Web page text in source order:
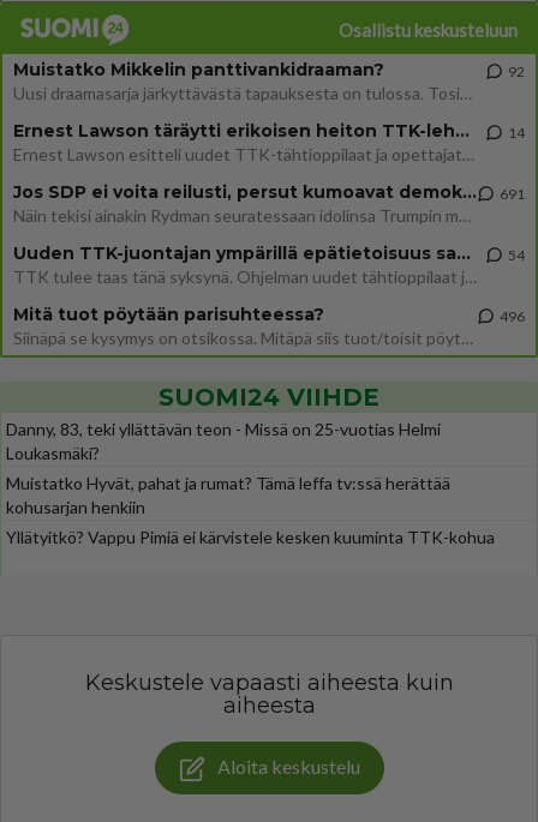
Osallistu keskusteluun
Muistatko Mikkelin panttivankidraaman?
Uusi draamasarja järkyttävästä tapauksesta on tulossa. Tositapahtumiin perustuva sarja ammentaa vuoden 1986 Mikkelin pan
92
Ernest Lawson täräytti erikoisen heiton TTK-lehdistötilaisuudessa: " Onko tässä tarkoituksena...?"
Ernest Lawson esitteli uudet TTK-tähtioppilaat ja opettajat torstaina 6.8. lehdistölle. Tulevalla kaudella on yksi hausk
14
Jos SDP ei voita reilusti, persut kumoavat demokratian Suomesta
Näin tekisi ainakin Rydman seuratessaan idolinsa Trumpin mallia https://www.is.fi/politiikka/art-2000012187244.html
691
Uuden TTK-juontajan ympärillä epätietoisuus sakenee - Nyt MTV hämmentää soppaa
TTK tulee taas tänä syksynä. Ohjelman uudet tähtioppilaat julkistetaan torstaina 6. elokuuta klo 14 alkavassa lehdistö
54
Mitä tuot pöytään parisuhteessa?
Siinäpä se kysymys on otsikossa. Mitäpä siis tuot/toisit pöytään parisuhteessa? Oletko mies vai nainen? Koetko sen mitä
496
SUOMI24 VIIHDE
Danny, 83, teki yllättävän teon - Missä on 25-vuotias Helmi
Loukasmäki?
Muistatko Hyvät, pahat ja rumat? Tämä leffa tv:ssä herättää
kohusarjan henkiin
Yllätyitkö? Vappu Pimiä ei kärvistele kesken kuuminta TTK-kohua
Keskustele vapaasti aiheesta kuin
aiheesta
Aloita keskustelu